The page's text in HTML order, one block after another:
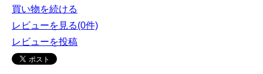
買い物を続ける
レビューを見る(0件)
レビューを投稿